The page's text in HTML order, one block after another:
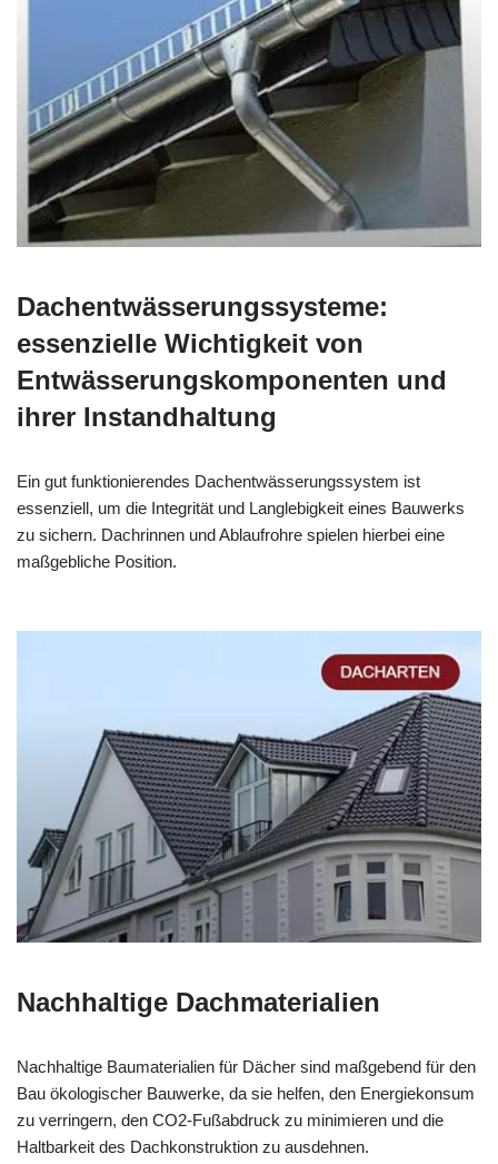
Dachentwässerungssysteme:
essenzielle Wichtigkeit von
Entwässerungskomponenten und
ihrer Instandhaltung
Ein gut funktionierendes Dachentwässerungssystem ist
essenziell, um die Integrität und Langlebigkeit eines Bauwerks
zu sichern. Dachrinnen und Ablaufrohre spielen hierbei eine
maßgebliche Position.
Nachhaltige Dachmaterialien
Nachhaltige Baumaterialien für Dächer sind maßgebend für den
Bau ökologischer Bauwerke, da sie helfen, den Energiekonsum
zu verringern, den CO2-Fußabdruck zu minimieren und die
Haltbarkeit des Dachkonstruktion zu ausdehnen.